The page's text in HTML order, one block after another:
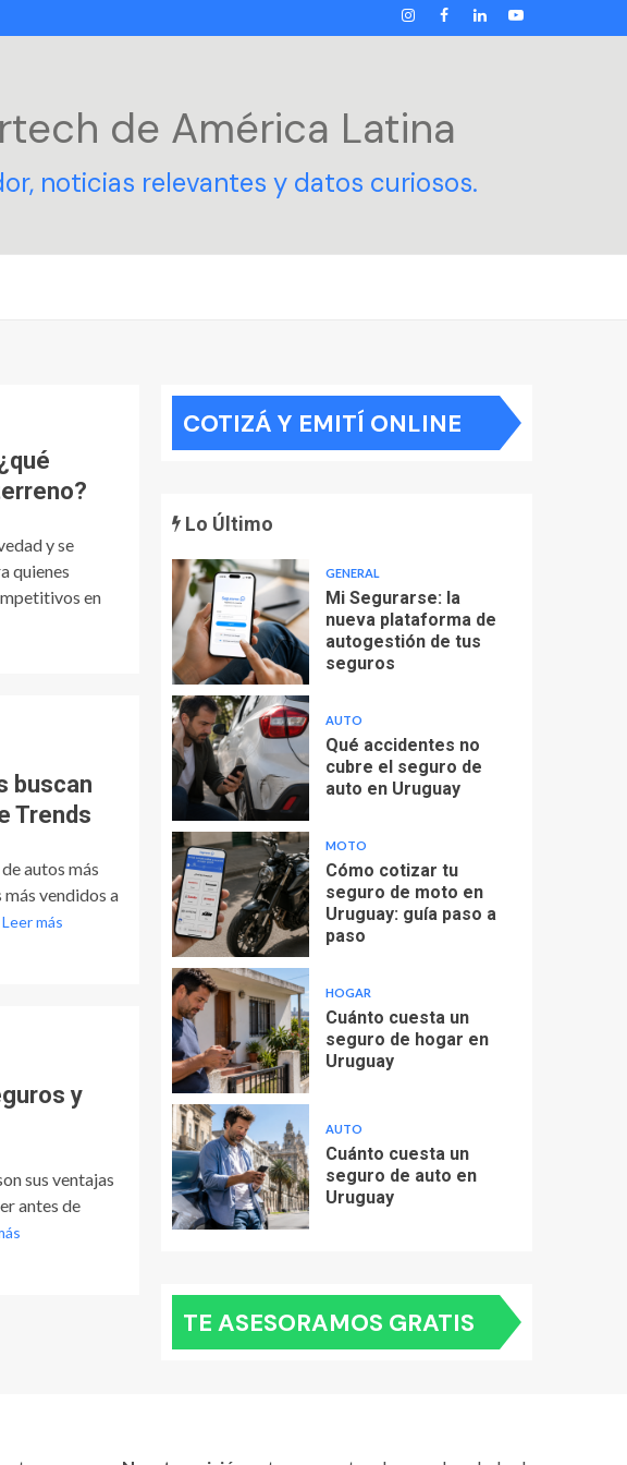
INSTAGRAM
FACEBOOK
LINKEDIN
YOUTUBE
de América Latina
noticias relevantes y datos curiosos.
y se
quienes
en
buscan
Trends
autos más
vendidos a
Leer más
y
sus ventajas
antes de
COTIZÁ Y EMITÍ ONLINE
Lo Último
GENERAL
Mi Segurarse: la
nueva plataforma de
autogestión de tus
seguros
AUTO
Qué accidentes no
cubre el seguro de
auto en Uruguay
MOTO
Cómo cotizar tu
seguro de moto en
Uruguay: guía paso a
paso
HOGAR
Cuánto cuesta un
seguro de hogar en
Uruguay
AUTO
Cuánto cuesta un
seguro de auto en
Uruguay
TE ASESORAMOS GRATIS